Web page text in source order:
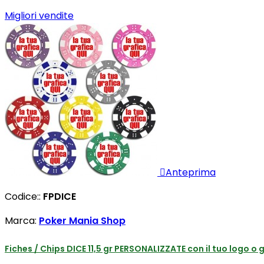
Migliori vendite
Anteprima
Codice:: FPDICE
Marca: Poker Mania Shop
Fiches / Chips DICE 11,5 gr PERSONALIZZATE con il tuo logo o